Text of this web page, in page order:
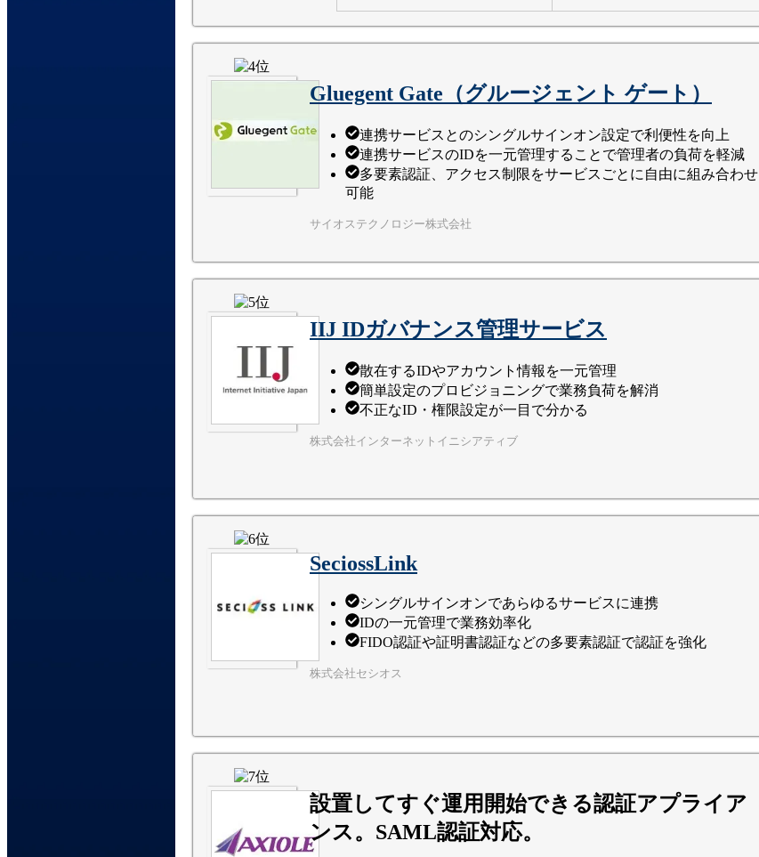
Gluegent Gate（グルージェント ゲート）
連携サービスとのシングルサインオン設定で利便性を向上
連携サービスのIDを一元管理することで管理者の負荷を軽減
多要素認証、アクセス制限をサービスごとに自由に組み合わせ
可能
サイオステクノロジー株式会社
IIJ IDガバナンス管理サービス
散在するIDやアカウント情報を一元管理
簡単設定のプロビジョニングで業務負荷を解消
不正なID・権限設定が一目で分かる
株式会社インターネットイニシアティブ
SeciossLink
シングルサインオンであらゆるサービスに連携
IDの一元管理で業務効率化
FIDO認証や証明書認証などの多要素認証で認証を強化
株式会社セシオス
設置してすぐ運用開始できる認証アプライア
ンス。SAML認証対応。